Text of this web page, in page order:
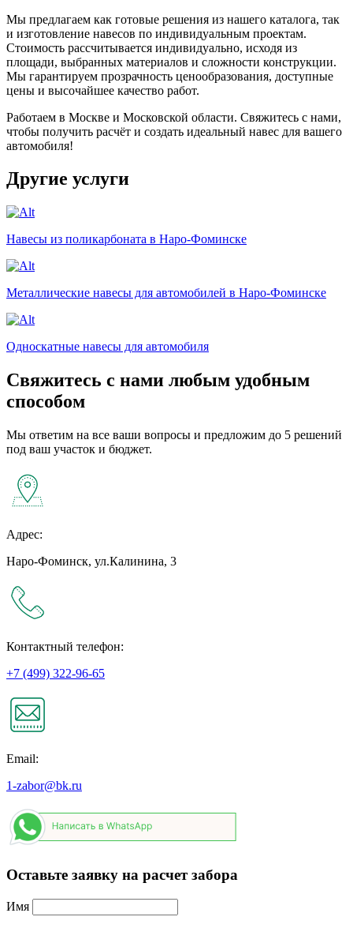
Мы предлагаем как готовые решения из нашего каталога, так
и изготовление навесов по индивидуальным проектам.
Стоимость рассчитывается индивидуально, исходя из
площади, выбранных материалов и сложности конструкции.
Мы гарантируем прозрачность ценообразования, доступные
цены и высочайшее качество работ.
Работаем в Москве и Московской области. Свяжитесь с нами,
чтобы получить расчёт и создать идеальный навес для вашего
автомобиля!
Другие услуги
Навесы из поликарбоната в Наро-Фоминске
Металлические навесы для автомобилей в Наро-Фоминске
Односкатные навесы для автомобиля
Свяжитесь с нами любым удобным
способом
Мы ответим на все ваши вопросы и предложим до 5 решений
под ваш участок и бюджет.
Адрес:
Наро-Фоминск, ул.Калинина, 3
Контактный телефон:
+7 (499) 322-96-65
Email:
1-zabor@bk.ru
Оставьте заявку на расчет забора
Имя